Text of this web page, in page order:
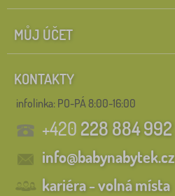
MŮJ ÚČET
KONTAKTY
infolinka: PO-PÁ 8:00-16:00
+420228 884 992
info@babynabytek.cz
kariéra - volná místa